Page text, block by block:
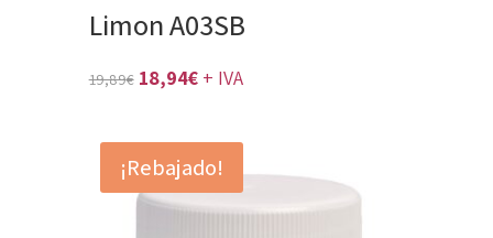
Limon A03SB
19,89€ El
original
era:
19,89€.
18,94€El
actual
es:
18,94€.
+ IVA
¡Rebajado!